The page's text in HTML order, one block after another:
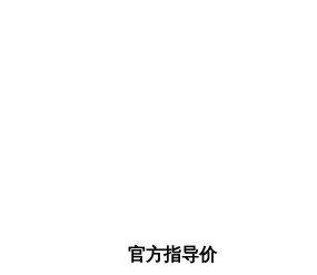
官方指导价